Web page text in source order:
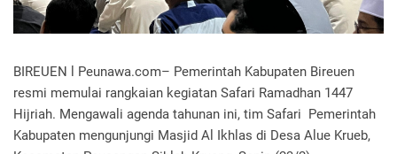
​BIREUEN l Peunawa.com– Pemerintah Kabupaten Bireuen
resmi memulai rangkaian kegiatan Safari Ramadhan 1447
Hijriah. Mengawali agenda tahunan ini, tim Safari Pemerintah
Kabupaten mengunjungi Masjid Al Ikhlas di Desa Alue Krueb,